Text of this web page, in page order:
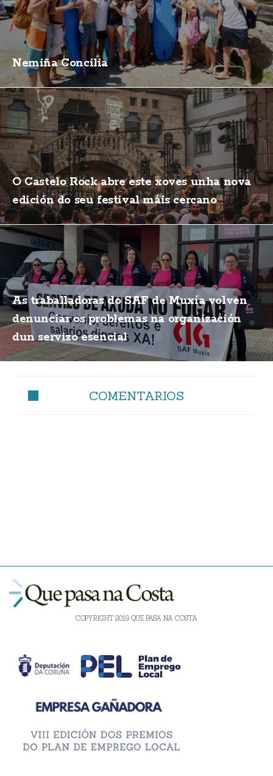
Nemiña Concilia
O Castelo Rock abre este xoves unha nova
edición do seu festival máis cercano
As traballadoras do SAF de Muxía volven
denunciar os problemas na organización
dun servizo esencial
COMENTARIOS
COPYRIGHT 2019 QUE PASA NA COSTA